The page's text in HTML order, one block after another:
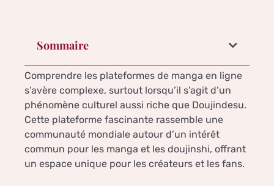
Sommaire
Comprendre les plateformes de manga en ligne
s’avère complexe, surtout lorsqu’il s’agit d’un
phénomène culturel aussi riche que Doujindesu.
Cette plateforme fascinante rassemble une
communauté mondiale autour d’un intérêt
commun pour les manga et les doujinshi, offrant
un espace unique pour les créateurs et les fans.